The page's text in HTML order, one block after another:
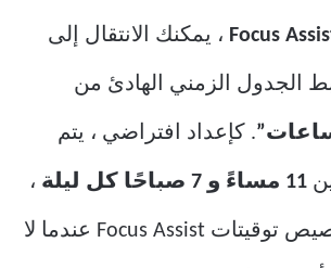
، يمكنك الانتقال إلى
الجدول الزمني الهادئ من
. كإعداد افتراضي ، يتم
11 مساءً و 7 صباحًا كل ليلة ،
ولكن يمكنك تخصيص توقيتات Focus Assist عندما لا